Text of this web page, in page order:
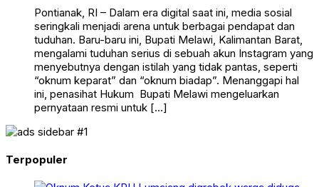
Pontianak, RI – Dalam era digital saat ini, media sosial
seringkali menjadi arena untuk berbagai pendapat dan
tuduhan. Baru-baru ini, Bupati Melawi, Kalimantan Barat,
mengalami tuduhan serius di sebuah akun Instagram yang
menyebutnya dengan istilah yang tidak pantas, seperti
“oknum keparat” dan “oknum biadap”. Menanggapi hal
ini, penasihat Hukum Bupati Melawi mengeluarkan
pernyataan resmi untuk […]
Terpopuler